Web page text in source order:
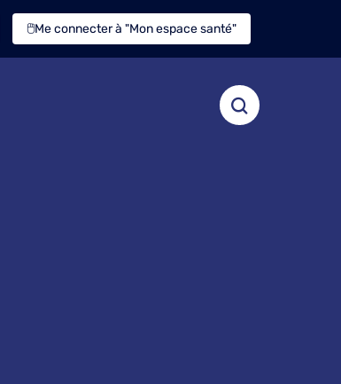
🖱️Me connecter à "Mon espace santé"